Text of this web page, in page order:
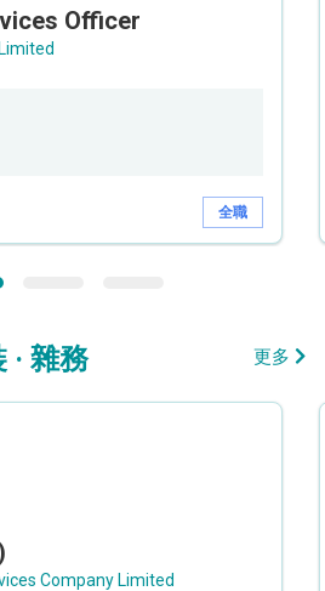
Officer
全職
· 雜務 更多
Company Limited